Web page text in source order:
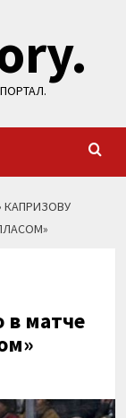
КАПРИЗОВУ
в матче